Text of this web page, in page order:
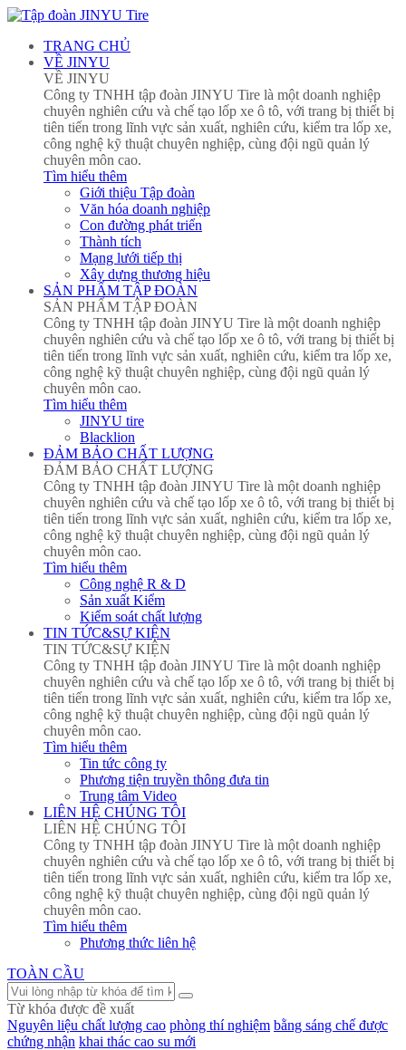
TRANG CHỦ
VỀ JINYU
VỀ JINYU
Công ty TNHH tập đoàn JINYU Tire là một doanh nghiệp
chuyên nghiên cứu và chế tạo lốp xe ô tô, với trang bị thiết bị
tiên tiến trong lĩnh vực sản xuất, nghiên cứu, kiểm tra lốp xe,
công nghệ kỹ thuật chuyên nghiệp, cùng đội ngũ quản lý
chuyên môn cao.
Tìm hiểu thêm
Giới thiệu Tập đoàn
Văn hóa doanh nghiệp
Con đường phát triển
Thành tích
Mạng lưới tiếp thị
Xây dựng thương hiệu
SẢN PHẨM TẬP ĐOÀN
SẢN PHẨM TẬP ĐOÀN
Công ty TNHH tập đoàn JINYU Tire là một doanh nghiệp
chuyên nghiên cứu và chế tạo lốp xe ô tô, với trang bị thiết bị
tiên tiến trong lĩnh vực sản xuất, nghiên cứu, kiểm tra lốp xe,
công nghệ kỹ thuật chuyên nghiệp, cùng đội ngũ quản lý
chuyên môn cao.
Tìm hiểu thêm
JINYU tire
Blacklion
ĐẢM BẢO CHẤT LƯỢNG
ĐẢM BẢO CHẤT LƯỢNG
Công ty TNHH tập đoàn JINYU Tire là một doanh nghiệp
chuyên nghiên cứu và chế tạo lốp xe ô tô, với trang bị thiết bị
tiên tiến trong lĩnh vực sản xuất, nghiên cứu, kiểm tra lốp xe,
công nghệ kỹ thuật chuyên nghiệp, cùng đội ngũ quản lý
chuyên môn cao.
Tìm hiểu thêm
Công nghệ R & D
Sản xuất Kiểm
Kiểm soát chất lượng
TIN TỨC&SỰ KIỆN
TIN TỨC&SỰ KIỆN
Công ty TNHH tập đoàn JINYU Tire là một doanh nghiệp
chuyên nghiên cứu và chế tạo lốp xe ô tô, với trang bị thiết bị
tiên tiến trong lĩnh vực sản xuất, nghiên cứu, kiểm tra lốp xe,
công nghệ kỹ thuật chuyên nghiệp, cùng đội ngũ quản lý
chuyên môn cao.
Tìm hiểu thêm
Tin tức công ty
Phương tiện truyền thông đưa tin
Trung tâm Video
LIÊN HỆ CHÚNG TÔI
LIÊN HỆ CHÚNG TÔI
Công ty TNHH tập đoàn JINYU Tire là một doanh nghiệp
chuyên nghiên cứu và chế tạo lốp xe ô tô, với trang bị thiết bị
tiên tiến trong lĩnh vực sản xuất, nghiên cứu, kiểm tra lốp xe,
công nghệ kỹ thuật chuyên nghiệp, cùng đội ngũ quản lý
chuyên môn cao.
Tìm hiểu thêm
Phương thức liên hệ
TOÀN CẦU
Từ khóa được đề xuất
Nguyên liệu chất lượng cao phòng thí nghiệm bằng sáng chế được
chứng nhận khai thác cao su mới